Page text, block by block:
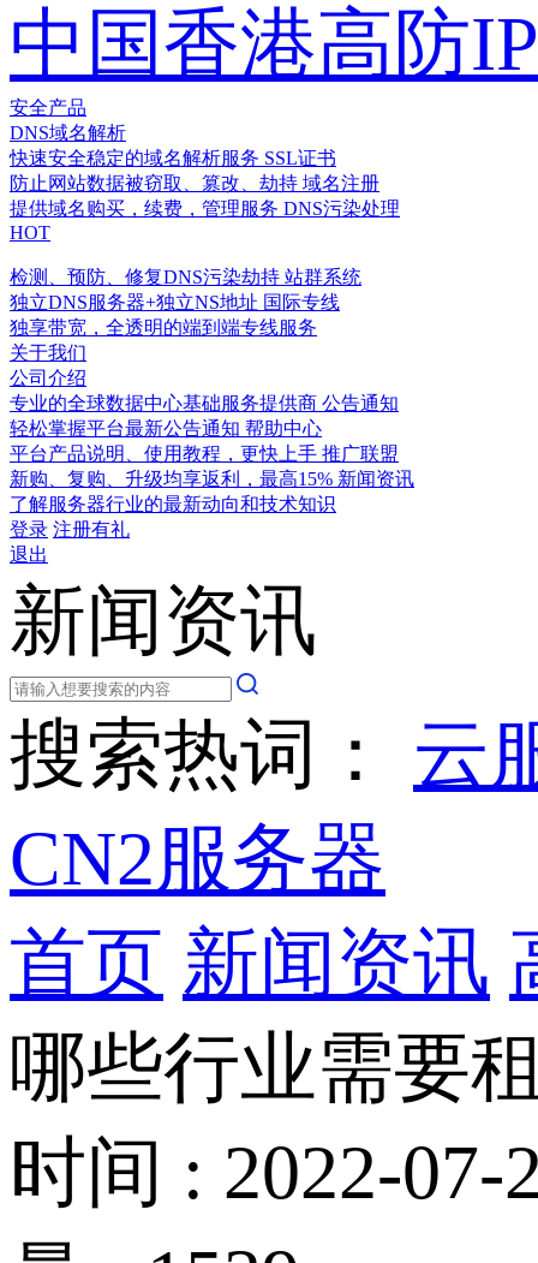
中国香港高防IP
安全产品
DNS域名解析
快速安全稳定的域名解析服务 SSL证书
防止网站数据被窃取、篡改、劫持 域名注册
提供域名购买，续费，管理服务 DNS污染处理
HOT
检测、预防、修复DNS污染劫持 站群系统
独立DNS服务器+独立NS地址 国际专线
独享带宽，全透明的端到端专线服务
关于我们
公司介绍
专业的全球数据中心基础服务提供商 公告通知
轻松掌握平台最新公告通知 帮助中心
平台产品说明、使用教程，更快上手 推广联盟
新购、复购、升级均享返利，最高15% 新闻资讯
了解服务器行业的最新动向和技术知识
登录 注册有礼
退出
新闻资讯
搜索热词： 云
CN2服务器
首页 新闻资讯
哪些行业需要
时间 : 2022-07-